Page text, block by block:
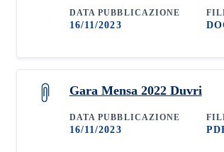
DATA PUBBLICAZIONE
16/11/2023
Gara Mensa 2022 Duvri
DATA PUBBLICAZIONE
16/11/2023